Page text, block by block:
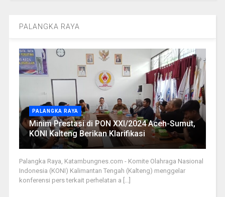
PALANGKA RAYA
PALANGKA RAYA
Minim Prestasi di PON XXI/2024 Aceh-Sumut,
KONI Kalteng Berikan Klarifikasi
Palangka Raya, Katambungnes.com - Komite Olahraga Nasional
Indonesia (KONI) Kalimantan Tengah (Kalteng) menggelar
konferensi pers terkait perhelatan a [...]